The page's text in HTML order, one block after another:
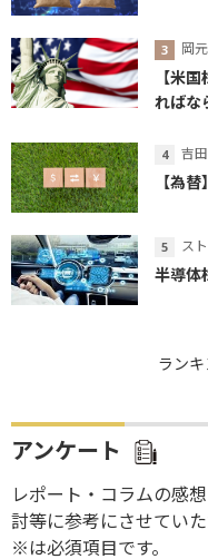
岡
【米
ればな
吉
【為
ス
半導体
ラン
アンケート
レポート・コラムの感
討等に参考にさせていた
※は必須項目です。